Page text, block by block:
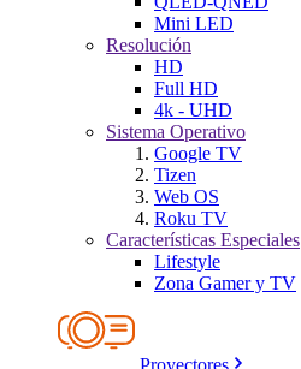
Mini LED
Resolución
HD
Full HD
4k - UHD
Sistema Operativo
Google TV
Tizen
Web OS
Roku TV
Características Especiales
Lifestyle
Zona Gamer y TV
Proyectores